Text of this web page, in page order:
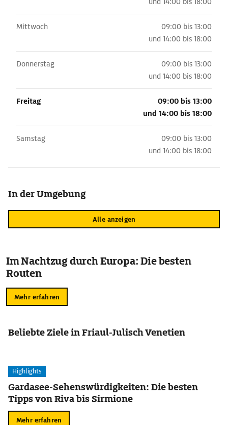
Mittwoch
09:00 bis 13:00
und 14:00 bis 18:00
Donnerstag
09:00 bis 13:00
und 14:00 bis 18:00
Freitag
09:00 bis 13:00
und 14:00 bis 18:00
Samstag
09:00 bis 13:00
und 14:00 bis 18:00
In der Umgebung
Alle anzeigen
Im Nachtzug durch Europa: Die besten
Routen
Mehr erfahren
Beliebte Ziele in Friaul-Julisch Venetien
Highlights
Gardasee-Sehenswürdigkeiten: Die besten
Tipps von Riva bis Sirmione
Mehr erfahren